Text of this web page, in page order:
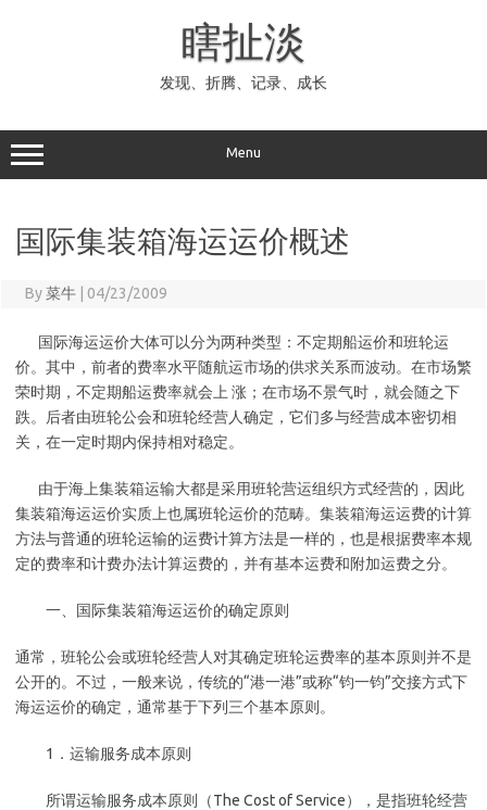
瞎扯淡
发现、折腾、记录、成长
Menu
国际集装箱海运运价概述
By菜牛 04/23/2009
国际海运运价大体可以分为两种类型：不定期船运价和班轮运
价。其中，前者的费率水平随航运市场的供求关系而波动。在市场繁
荣时期，不定期船运费率就会上 涨；在市场不景气时，就会随之下
跌。后者由班轮公会和班轮经营人确定，它们多与经营成本密切相
关，在一定时期内保持相对稳定。
由于海上集装箱运输大都是采用班轮营运组织方式经营的，因此
集装箱海运运价实质上也属班轮运价的范畴。集装箱海运运费的计算
方法与普通的班轮运输的运费计算方法是一样的，也是根据费率本规
定的费率和计费办法计算运费的，并有基本运费和附加运费之分。
一、国际集装箱海运运价的确定原则
通常，班轮公会或班轮经营人对其确定班轮运费率的基本原则并不是
公开的。不过，一般来说，传统的“港一港”或称“钧一钧”交接方式下
海运运价的确定，通常基于下列三个基本原则。
1．运输服务成本原则
所谓运输服务成本原则（The Cost of Service），是指班轮经营